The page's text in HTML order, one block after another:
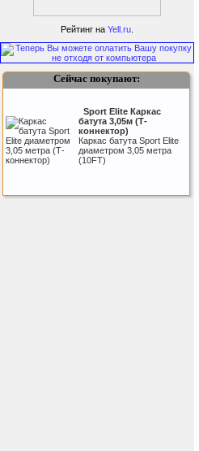
Рейтинг на Yell.ru
Сейчас покупают:
каркаса для батута
Activity 10
Дуга каркаса для батута
Perfetto Sport Activity 10’
(305 см)
Sport Elite Каркас
батута 3,05м (Т-
коннектор)
Каркас батута Sport Elite
диаметром 3,05 метра
(10FT)